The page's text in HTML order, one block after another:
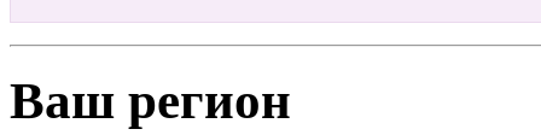
Ваш регион